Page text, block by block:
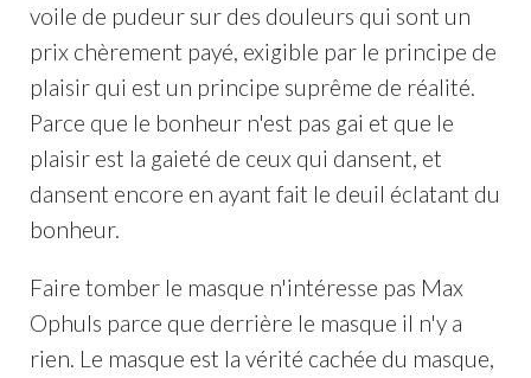
voile de pudeur sur des douleurs qui sont un
prix chèrement payé, exigible par le principe de
plaisir qui est un principe suprême de réalité.
Parce que le bonheur n'est pas gai et que le
plaisir est la gaieté de ceux qui dansent, et
dansent encore en ayant fait le deuil éclatant du
bonheur.
Faire tomber le masque n'intéresse pas Max
Ophuls parce que derrière le masque il n'y a
rien. Le masque est la vérité cachée du masque,